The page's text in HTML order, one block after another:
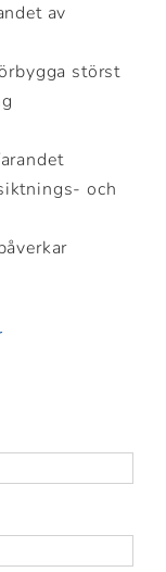
av
störst
och